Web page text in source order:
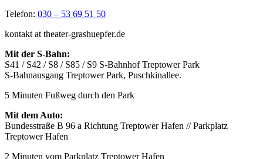
Telefon: 030 – 53 69 51 50
kontakt at theater-grashuepfer.de
Mit der S-Bahn:
S41 / S42 / S8 / S85 / S9 S-Bahnhof Treptower Park
S-Bahnausgang Treptower Park, Puschkinallee.
5 Minuten Fußweg durch den Park
Mit dem Auto:
Bundesstraße B 96 a Richtung Treptower Hafen // Parkplatz
Treptower Hafen
2 Minuten vom Parkplatz Treptower Hafen